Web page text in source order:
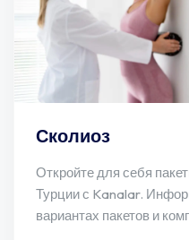
Сколиоз
Откройте для себя
Турции с Kanalar.
вариантах пакетов и